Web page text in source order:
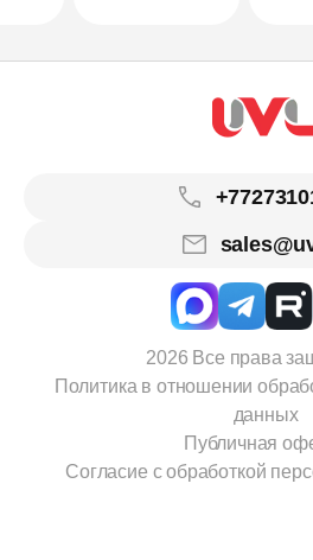
2026 Все права
Политика в отношении
данных
Публичная
Согласие с обработкой